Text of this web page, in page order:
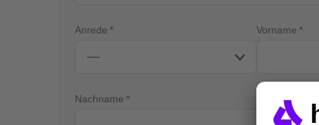
Anrede Vorname
Nachname